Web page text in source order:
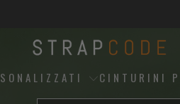
CINTURINI